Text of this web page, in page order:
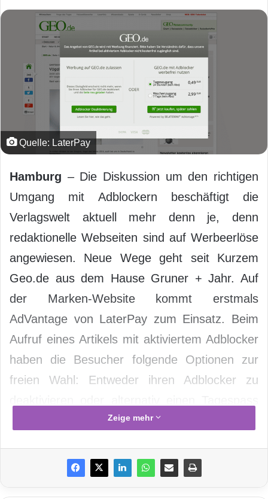
Quelle: LaterPay
Hamburg – Die Diskussion um den richtigen
Umgang mit Adblockern beschäftigt die
Verlagswelt aktuell mehr denn je, denn
redaktionelle Webseiten sind auf Werbeerlöse
angewiesen. Neue Wege geht seit Kurzem
Geo.de aus dem Hause Gruner + Jahr. Auf
der Marken-Website kommt erstmals
AdVantage von LaterPay zum Einsatz. Beim
Aufruf eines Artikels mit aktiviertem Adblocker
haben die Besucher folgende Optionen zur
freien Wahl: Entweder ihren Adblocker zu
(0,49 Euro) bzw. Wochenpass (2,99 Euro) zu
Adblocker werbefrei zu nutzen. Die ersten
Ergebnisse unterstreichen die hohe Akzeptanz
Zeige mehr